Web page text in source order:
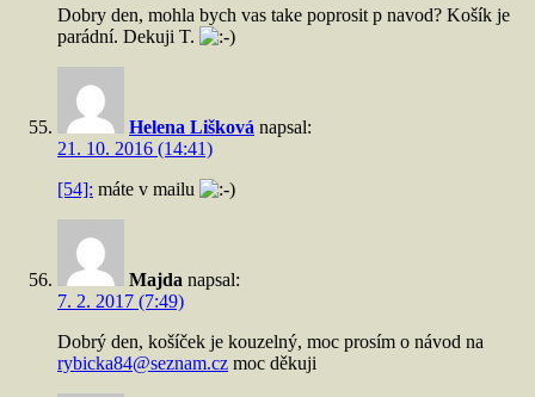
Dobry den, mohla bych vas take poprosit p navod? Košík je
parádní. Dekuji T.
Helena Lišková napsal:
21. 10. 2016 (14:41)
[54]: máte v mailu
Majda napsal:
7. 2. 2017 (7:49)
Dobrý den, košíček je kouzelný, moc prosím o návod na
rybicka84@seznam.cz moc děkuji